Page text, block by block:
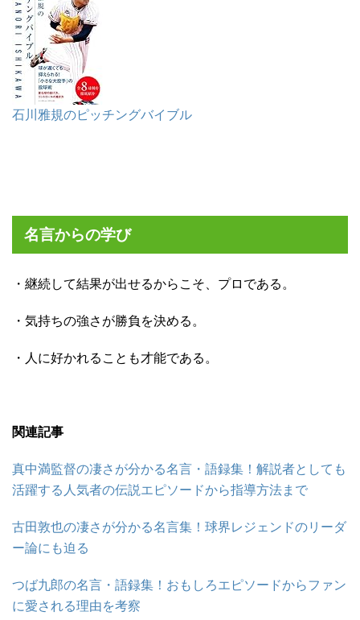
石川雅規のピッチングバイブル
名言からの学び
・継続して結果が出せるからこそ、プロである。
・気持ちの強さが勝負を決める。
・人に好かれることも才能である。
関連記事
真中満監督の凄さが分かる名言・語録集！解説者としても
活躍する人気者の伝説エピソードから指導方法まで
古田敦也の凄さが分かる名言集！球界レジェンドのリーダ
ー論にも迫る
つば九郎の名言・語録集！おもしろエピソードからファン
に愛される理由を考察